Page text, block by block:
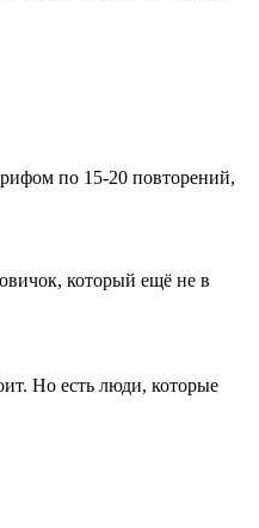
по 15-20 повторений,
который ещё не в
Но есть люди, которые